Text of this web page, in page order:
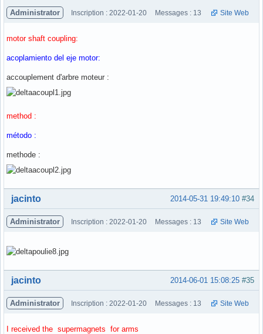
Administrator Inscription : 2022-01-20 Messages : 13 Site Web
motor shaft coupling:
acoplamiento del eje motor:
accouplement d'arbre moteur :
method :
método :
methode :
Hors ligne #34
2014-05-31 19:49:10
jacinto
Administrator Inscription : 2022-01-20 Messages : 13 Site Web
Hors ligne #35
2014-06-01 15:08:25
jacinto
Administrator Inscription : 2022-01-20 Messages : 13 Site Web
I received the supermagnets for arms